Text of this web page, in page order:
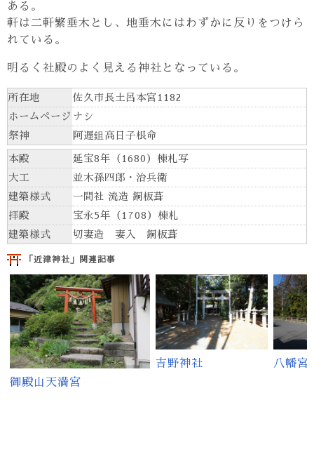
ある。
軒は二軒繁垂木とし、地垂木にはわずかに反りをつけら
れている。
明るく社殿のよく見える神社となっている。
所在地
佐久市長土呂本宮1182
ホームページ ナシ
祭神
阿遅鉏高日子根命
本殿
延宝8年（1680）棟札写
大工
並木孫四郎・治兵衛
建築様式
一間社 流造 銅板葺
拝殿
宝永5年（1708）棟札
建築様式
切妻造 妻入 銅板葺
「近津神社」関連記事
御殿山天満宮
吉野神社 八幡宮